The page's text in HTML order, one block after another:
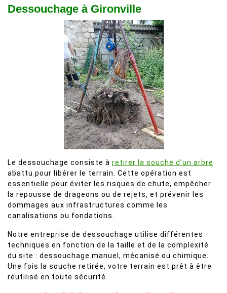
Dessouchage à Gironville
Le dessouchage consiste à retirer la souche d’un arbre
abattu pour libérer le terrain. Cette opération est
essentielle pour éviter les risques de chute, empêcher
la repousse de drageons ou de rejets, et prévenir les
dommages aux infrastructures comme les
canalisations ou fondations.
Notre entreprise de dessouchage utilise différentes
techniques en fonction de la taille et de la complexité
du site : dessouchage manuel, mécanisé ou chimique.
Une fois la souche retirée, votre terrain est prêt à être
réutilisé en toute sécurité.